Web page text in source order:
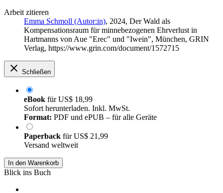
Arbeit zitieren
Emma Schmoll (Autor:in), 2024, Der Wald als
Kompensationsraum für minnebezogenen Ehrverlust in
Hartmanns von Aue "Erec" und "Iwein", München, GRIN
Verlag, https://www.grin.com/document/1572715
Schließen
eBook fürUS$ 18,99
Sofort herunterladen. Inkl. MwSt.
Format: PDF und ePUB – für alle Geräte
Paperback fürUS$ 21,99
Versand weltweit
In den Warenkorb
Blick ins Buch